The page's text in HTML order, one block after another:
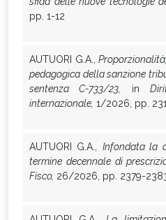
pp. 1-12
AUTUORI G.A.,Proporzionalità,
pedagogica della sanzione
sentenza C-733/23,
in
internazionale, 1/2026, pp.
AUTUORI G.A., Infondata la
termine decennale di
Fisco, 26/2026, pp. 2379-